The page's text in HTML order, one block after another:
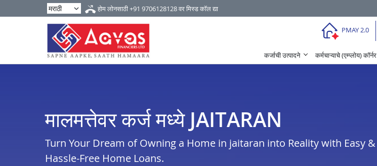
होम लोनसाठी+91 9706128128वर मिस्ड कॉल द्या
PMAY 2.0
कर्जाची उत्पादने कर्मचाऱ्याचे (एम्प्लोय) कॉर्नर
मालमत्तेवर कर्ज मध्ये JAITARAN
Turn Your Dream of Owning a Home in jaitaran into Reality with Easy &
Hassle-Free Home Loans.